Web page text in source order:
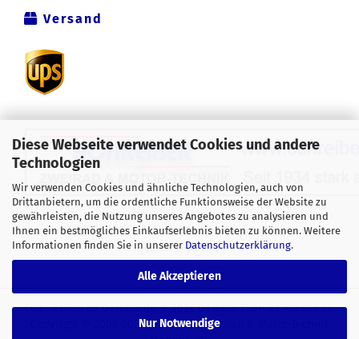
Diese Webseite verwendet Cookies und andere
Technologien
Wir verwenden Cookies und ähnliche Technologien, auch von
Drittanbietern, um die ordentliche Funktionsweise der Website zu
gewährleisten, die Nutzung unseres Angebotes zu analysieren und
Ihnen ein bestmögliches Einkaufserlebnis bieten zu können. Weitere
Informationen finden Sie in unserer Datenschutzerklärung.
Alle Akzeptieren
Nur Notwendige
Versand
Alle Preise verstehen sich inklusive der gesetzlichen
Mehrwertsteuer, zzgl.Versandkostensoweit nicht anders
gekennzeichnet.
Onlineshopby Gambio.de © 2026 Gambio ThemesXycons.de
Copyright © 2009-2024 [Schreiber Zweirad & Motor-Technik